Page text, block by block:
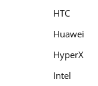
HTC
Huawei
HyperX
Intel